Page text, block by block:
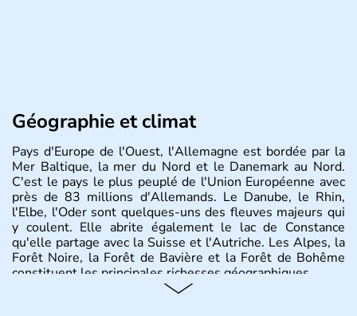
Géographie et climat
Pays d'Europe de l'Ouest, l'Allemagne est bordée par la
Mer Baltique, la mer du Nord et le Danemark au Nord.
C'est le pays le plus peuplé de l'Union Européenne avec
près de 83 millions d'Allemands. Le Danube, le Rhin,
l'Elbe, l'Oder sont quelques-uns des fleuves majeurs qui
y coulent. Elle abrite également le lac de Constance
qu'elle partage avec la Suisse et l'Autriche. Les Alpes, la
Forêt Noire, la Forêt de Bavière et la Forêt de Bohême
constituent les principales richesses géographiques.